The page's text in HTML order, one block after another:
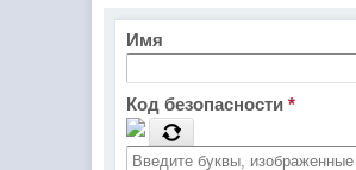
Имя
Код безопасности*